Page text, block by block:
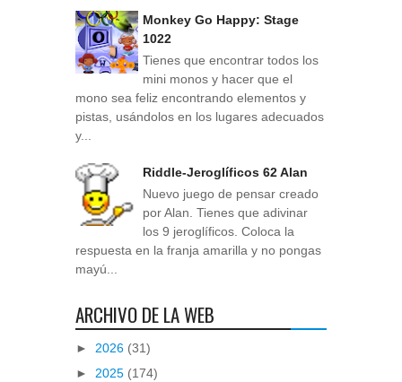
Monkey Go Happy: Stage
1022
Tienes que encontrar todos los
mini monos y hacer que el
mono sea feliz encontrando elementos y
pistas, usándolos en los lugares adecuados
y...
Riddle-Jeroglíficos 62 Alan
Nuevo juego de pensar creado
por Alan. Tienes que adivinar
los 9 jeroglíficos. Coloca la
respuesta en la franja amarilla y no pongas
mayú...
ARCHIVO DE LA WEB
► 2026 (31)
► 2025 (174)